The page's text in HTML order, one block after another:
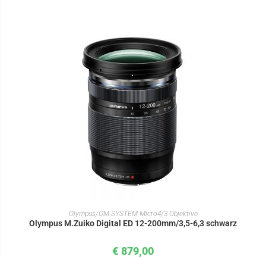
IN DEN WARENKORB
Olympus/OM SYSTEM Micro4/3 Objektive
Olympus M.Zuiko Digital ED 12-200mm/3,5-6,3 schwarz
€ 879,00